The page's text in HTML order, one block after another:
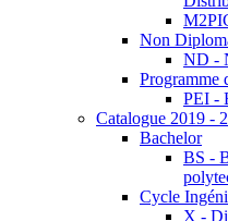
Non
ND -
Programme
PEI -
Catalogue 2019 -
Bachelor
BS -
Cycle
X -